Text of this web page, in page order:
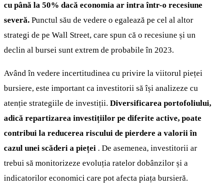
cu până la 50% dacă economia ar intra într-o recesiune
severă. Punctul său de vedere o egalează pe cel al altor
strategi de pe Wall Street, care spun că o recesiune și un
declin al bursei sunt extrem de probabile în 2023.
Având în vedere incertitudinea cu privire la viitorul pieței
bursiere, este important ca investitorii să își analizeze cu
atenție strategiile de investiții. Diversificarea portofoliului,
adică repartizarea investițiilor pe diferite active, poate
contribui la reducerea riscului de pierdere a valorii în
cazul unei scăderi a pieței . De asemenea, investitorii ar
trebui să monitorizeze evoluția ratelor dobânzilor și a
indicatorilor economici care pot afecta piața bursieră.